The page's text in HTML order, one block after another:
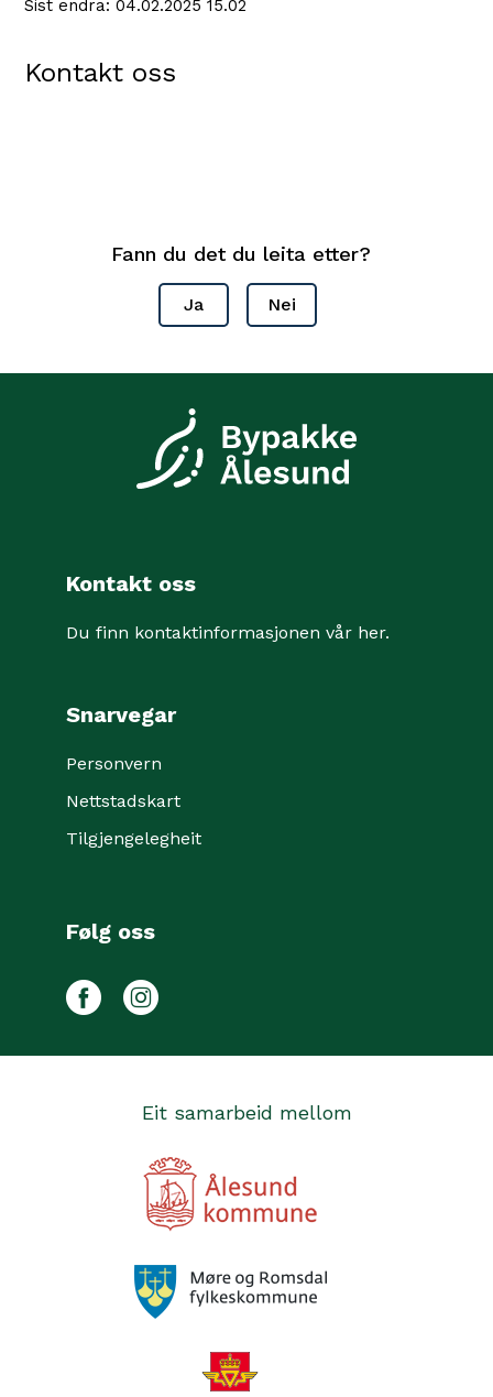
Sist endra 04.02.2025 15.02
Kontakt oss
Fann du det du leita etter?
Ja Nei
Kontakt oss
Du finn kontaktinformasjonen vår her.
Snarvegar
Personvern
Nettstadskart
Tilgjengelegheit
Følg oss
Facebook
Eit samarbeid mellom